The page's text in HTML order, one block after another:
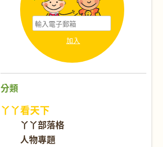
分類
丫丫看天下
丫丫部落格
人物專題